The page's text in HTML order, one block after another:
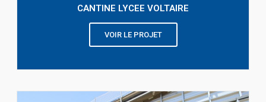
CANTINE LYCEE VOLTAIRE
VOIR LE PROJET